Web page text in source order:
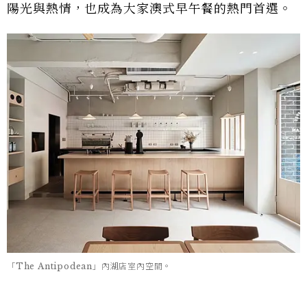
陽光與熱情，也成為大家澳式早午餐的熱門首選。
「The Antipodean」內湖店室內空間。